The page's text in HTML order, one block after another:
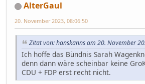
AlterGaul
20. November 2023, 08:06:50
Zitat von: hanskanns am 20. November
Ich hoffe das Bündnis Sarah
denn dann wäre scheinbar keine
CDU + FDP erst recht nicht.